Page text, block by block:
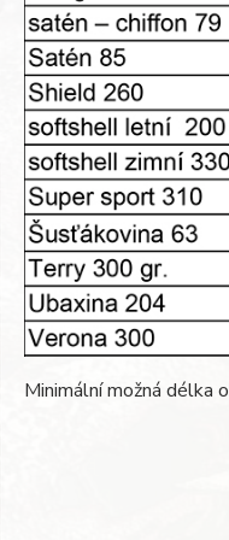
Minimální možná délka